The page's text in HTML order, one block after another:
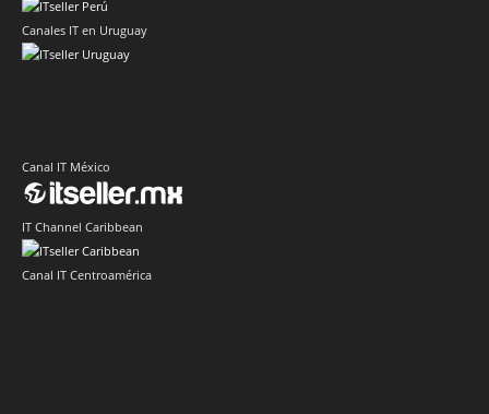
Canales IT en Uruguay
Canal IT México
IT Channel Caribbean
Canal IT Centroamérica